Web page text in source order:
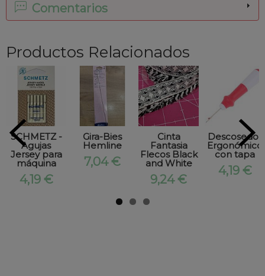
Comentarios
Productos Relacionados
SCHMETZ -
Agujas
Jersey para
máquina
4,19 €
Gira-Bies
Hemline
7,04 €
Cinta
Fantasia
Flecos Black
and White
9,24 €
Descosedor
Ergonómico
con tapa
4,19 €